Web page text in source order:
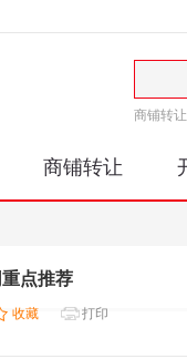
商铺转让
商铺转让
点推荐
收藏 打印